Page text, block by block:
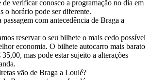
de verificar conosco a programação no dia em
o horário pode ser diferente.
com antecedência de Braga a
reservar o seu bilhete o mais cedo possível
economia. O bilhete autocarro mais barato
mas pode estar sujeito a alterações
vão de Braga a Loulé?